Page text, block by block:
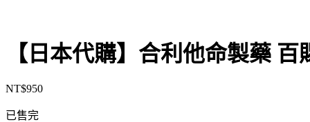
【日本代購】合利他命製藥
NT$950
已售完